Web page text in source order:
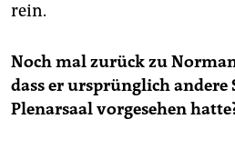
rein.
Noch mal zurück zu
dass er ursprünglich andere
Plenarsaal vorgesehen